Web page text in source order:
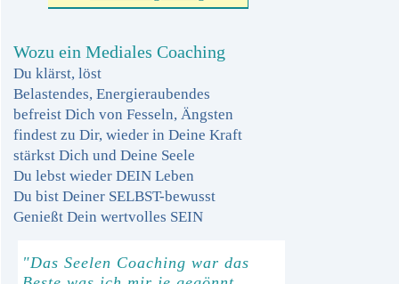
Wozu ein Mediales Coaching
Du klärst, löst
Belastendes, Energieraubendes
befreist Dich von Fesseln, Ängsten
findest zu Dir, wieder in Deine Kraft
stärkst Dich und Deine Seele
Du lebst wieder DEIN Leben
Du bist Deiner SELBST-bewusst
Genießt Dein wertvolles SEIN
"Das Seelen Coaching war das